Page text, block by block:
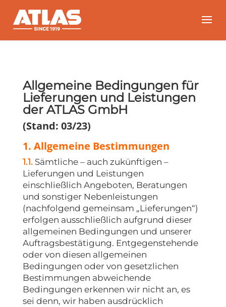
Allgemeine Bedingungen für
Lieferungen und Leistungen
der ATLAS GmbH
(Stand: 03/23)
1. Allgemeine Bestimmungen
1.1. Sämtliche – auch zukünftigen –
Lieferungen und Leistungen
einschließlich Angeboten, Beratungen
und sonstiger Nebenleistungen
(nachfolgend gemeinsam „Lieferungen“)
erfolgen ausschließlich aufgrund dieser
allgemeinen Bedingungen und unserer
Auftragsbestätigung. Entgegenstehende
oder von diesen allgemeinen
Bedingungen oder von gesetzlichen
Bestimmungen abweichende
Bedingungen erkennen wir nicht an, es
sei denn, wir haben ausdrücklich